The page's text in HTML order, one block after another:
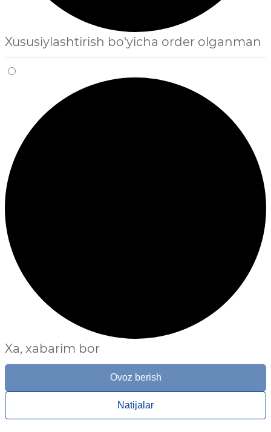
Xususiylashtirish bo'yicha order olganman
Xa, xabarim bor
Ovoz berish
Natijalar